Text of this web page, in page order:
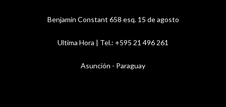
Benjamin Constant 658 esq. 15 de agosto
Ultima Hora | Tel.: +595 21 496 261
Asunción - Paraguay